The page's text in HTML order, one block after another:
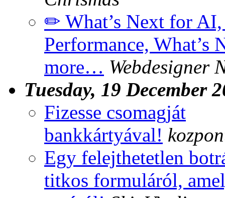
✏ What’s Next for
Performance, What’s
more… Webdesigner
Tuesday, 19 December
Fizesse csomagját
bankkártyával!
Egy felejthetetlen
titkos formuláról,